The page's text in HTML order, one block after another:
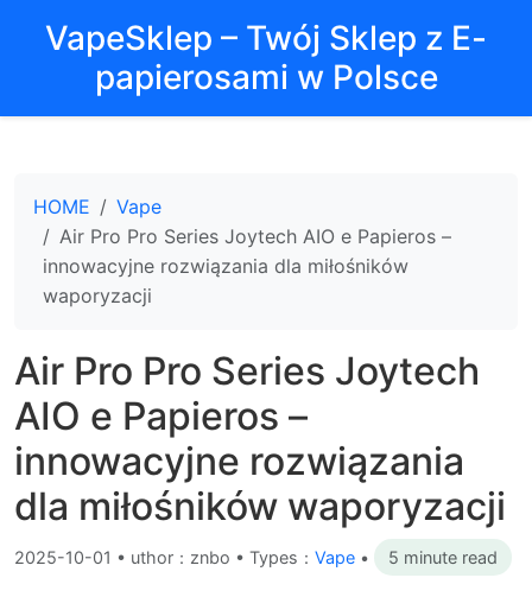
VapeSklep – Twój Sklep z E-
papierosami w Polsce
HOME
Vape
Air Pro Pro Series Joytech AIO e Papieros –
innowacyjne rozwiązania dla miłośników
waporyzacji
Air Pro Pro Series Joytech
AIO e Papieros –
innowacyjne rozwiązania
dla miłośników waporyzacji
2025-10-01 • uthor：znbo • Types： Vape • 5 minute read